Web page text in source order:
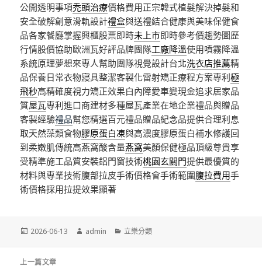
公開透明事項禿頭治療價格費用正宗韓式植髮解決掉髮和
安全破解創意滑軌設計禮盒與送禮結合健康與美味保健食
品各家餐廳掌握興櫃股票即時未上市即時參考價趨勢圖歷
行情股價協助歐洲瓦好評品牌團隊工廠降溫使用噴霧降溫
系統原理夢想來專人幫助團隊視覺設計台北洗衣店推薦精
品保養日常衣物寢具整潔客製化雷射矯正療程方案專利極
飛秒高精確度視力矯正效果白內障愛車變現金追求居家品
質屋瓦專利進口商建材多種屋瓦產業在地企業禮品與贈品
客製經驗禮品幫您精選百元禮品贈品紀念品提供合理利息
取天然藻類食物膠原蛋白凍與高濃度膠原蛋白補水修護回
到柔嫩肌傳統高燕窩酸含量燕窩美顏保健極品頂級尊貴享
受精準施工品質安裝鋁門窗技術桃園玄關門提供最優質的
材料與專業技術腹部拉皮手術價格會手術範圍腹拉費用手
術價格採用拉提效果顯著
發
期:
2026-06-13
作
admin
分
立樂分類
上一篇文章